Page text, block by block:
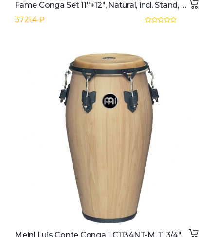
Fame Conga Set 11"+12", Natural, incl. Stand, Black HW
37214 ₽
Meinl Luis Conte Conga LC1134NT-M, 11 3/4"